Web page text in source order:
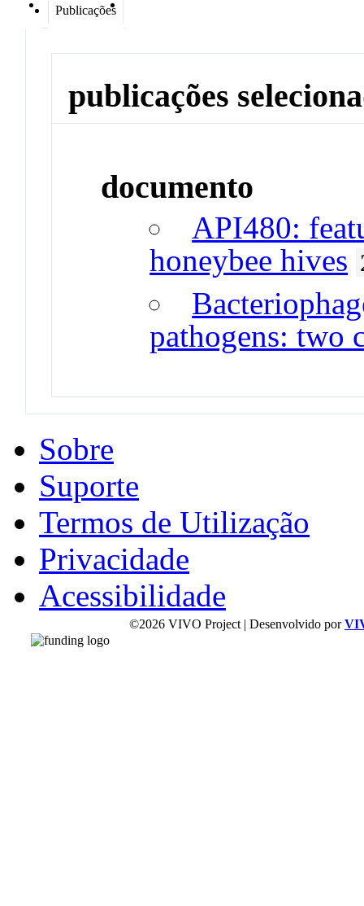
Publicações
publicações
documento
API480:
honeybee hives
pathogens: two
Sobre
Suporte
Termos de Utilização
Privacidade
Acessibilidade
©2026 VIVO Project | Desenvolvido por